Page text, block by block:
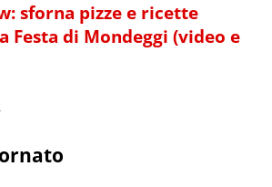
sforna pizze e ricette
Festa di Mondeggi (video e